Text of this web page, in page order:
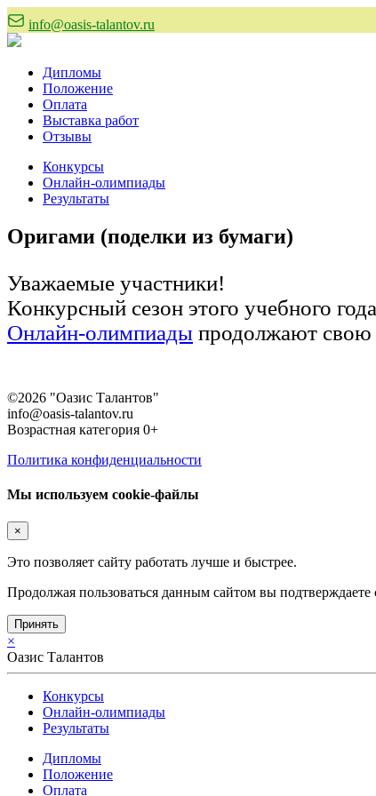
info@oasis-talantov.ru
Дипломы
Положение
Оплата
Выставка работ
Отзывы
Конкурсы
Онлайн-олимпиады
Результаты
Оригами (поделки из бумаги)
Уважаемые участники!
Конкурсный сезон этого учебного
Онлайн-олимпиады продолжают свою
©2026 "Оазис Талантов"
info@oasis-talantov.ru
Возрастная категория 0+
Политика конфиденциальности
Мы используем cookie-файлы
×
Это позволяет сайту работать лучше и быстрее.
Продолжая пользоваться данным сайтом вы
Принять
×
Оазис Талантов
Конкурсы
Онлайн-олимпиады
Результаты
Дипломы
Положение
Оплата